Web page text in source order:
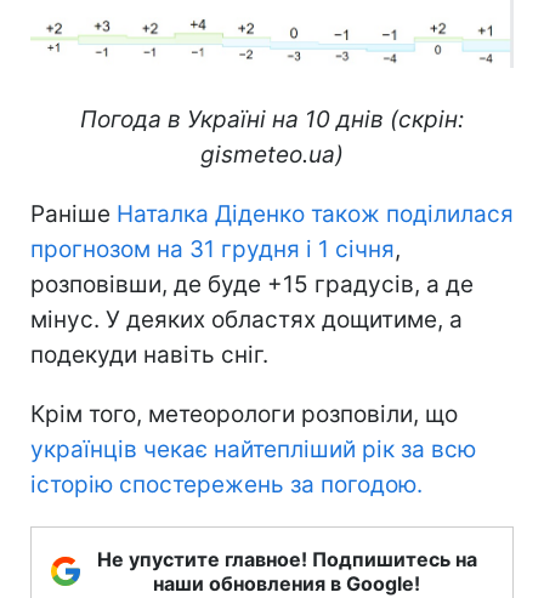
Погода в Україні на 10 днів (скрін:
gismeteo.ua)
Раніше Наталка Діденко також поділилася
прогнозом на 31 грудня і 1 січня,
розповівши, де буде +15 градусів, а де
мінус. У деяких областях дощитиме, а
подекуди навіть сніг.
Крім того, метеорологи розповіли, що
українців чекає найтепліший рік за всю
історію спостережень за погодою.
Не упустите главное! Подпишитесь на
наши обновления в Google!